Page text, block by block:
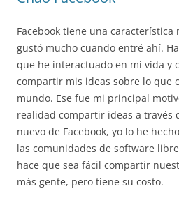
Facebook tiene una
gustó mucho cuando entré ahí.
que he interactuado en mi vida y
compartir mis ideas sobre lo que
mundo. Ese fue mi principal
realidad compartir ideas a través
nuevo de Facebook, yo lo he
las comunidades de software
hace que sea fácil compartir
más gente, pero tiene su costo.